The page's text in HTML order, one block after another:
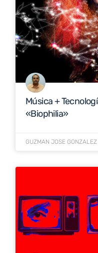
Música +
«Biophilia»
GUZMAN JOSE